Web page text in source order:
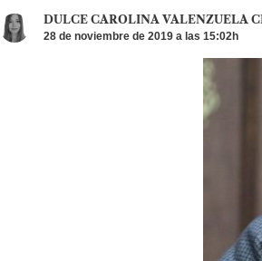
DULCE CAROLINA VALENZUELA
28 de noviembre de 2019 a las 15:02h